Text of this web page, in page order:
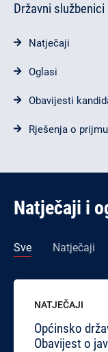
Državni
Natječaji
Oglasi
Obavijesti
Rješenja o
Natječaji i
Sve Natječaji
NATJEČAJI
Općinsko
Obavijest o